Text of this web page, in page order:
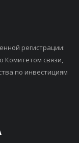
регистрации:
Комитетом связи,
по инвестициям